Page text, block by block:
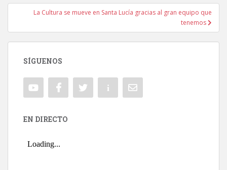
La Cultura se mueve en Santa Lucía gracias al gran equipo que
tenemos
SÍGUENOS
EN DIRECTO